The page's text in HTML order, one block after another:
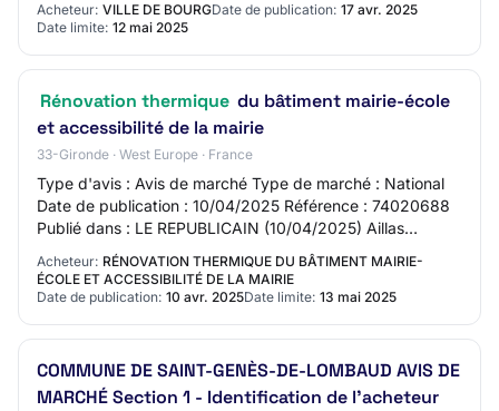
Acheteur: VILLE DE BOURGDate de publication: 17 avr. 2025
Date limite: 12 mai 2025
Rénovation thermique du bâtiment mairie-école
et accessibilité de la mairie
33-Gironde · West Europe · France
Type d'avis : Avis de marché Type de marché : National
Date de publication : 10/04/2025 Référence : 74020688
Publié dans : LE REPUBLICAIN (10/04/2025) Aillas
Rénovation thermique du bâtiment mairie-é…
Acheteur: RÉNOVATION THERMIQUE DU BÂTIMENT MAIRIE-
ÉCOLE ET ACCESSIBILITÉ DE LA MAIRIE
Date de publication: 10 avr. 2025Date limite: 13 mai 2025
COMMUNE DE SAINT-GENÈS-DE-LOMBAUD AVIS DE
MARCHÉ Section 1 - Identification de l’acheteur